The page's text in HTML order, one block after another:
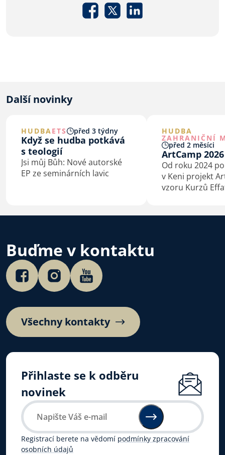
Další novinky
HUDBAETS před 3 týdny
Když se hudba potkává
s teologií
Jsi můj Bůh: Nové autorské
EP ze seminárních lavic
HUDBA
ZAHRANIČNÍ
před 2 měsíci
ArtCamp 2026
Od roku 2024
v Keni projekt
vzoru Kurzů
Buďme v kontaktu
Všechny kontakty
Přihlaste se k odběru
novinek
Registrací berete na vědomí podmínky zpracování
osobních údajů